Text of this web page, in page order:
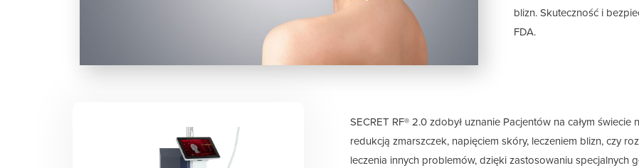
blizn. Skuteczność i
FDA.
SECRET RF® 2.0 zdobył uznanie Pacjentów na całym
redukcją zmarszczek, napięciem skóry, leczeniem blizn, czy
leczenia innych problemów, dzięki zastosowaniu specjalnych